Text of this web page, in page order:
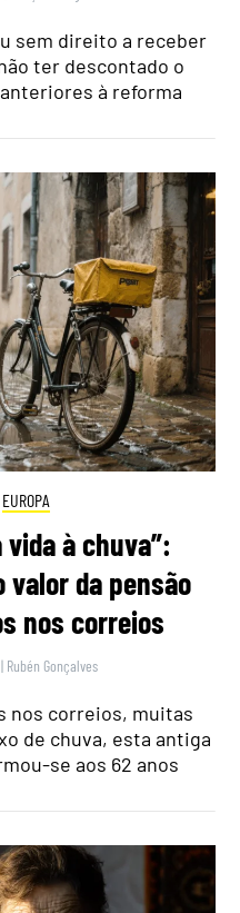
sem direito a receber
ter descontado o
à reforma
EUROPA
à chuva”:
valor da pensão
nos correios
| Rubén Gonçalves
nos correios, muitas
de chuva, esta antiga
se aos 62 anos